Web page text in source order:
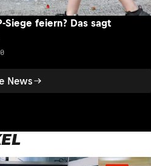
News
Siege feiern? Das sagt